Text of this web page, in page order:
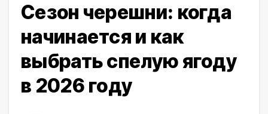
Сезон черешни: когда
начинается и как
выбрать спелую ягоду
в 2026 году